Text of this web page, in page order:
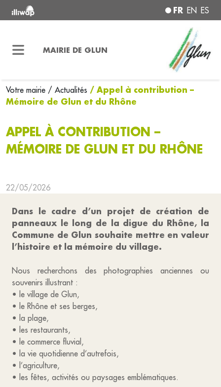
FR EN ES
MAIRIE DE GLUN
Votre mairie / Actualités / Appel à contribution –
Mémoire de Glun et du Rhône
APPEL À CONTRIBUTION –
MÉMOIRE DE GLUN ET DU RHÔNE
22/05/2026
Dans le cadre d’un projet de création de
panneaux le long de la digue du Rhône, la
Commune de Glun souhaite mettre en valeur
l’histoire et la mémoire du village.
Nous recherchons des photographies anciennes ou
souvenirs illustrant :
• le village de Glun,
• le Rhône et ses berges,
• la plage,
• les restaurants,
• le commerce fluvial,
• la vie quotidienne d’autrefois,
• l’agriculture,
• les fêtes, activités ou paysages emblématiques.